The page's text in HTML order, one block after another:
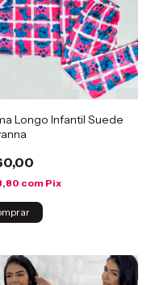
Longo Infantil Suede
com Pix